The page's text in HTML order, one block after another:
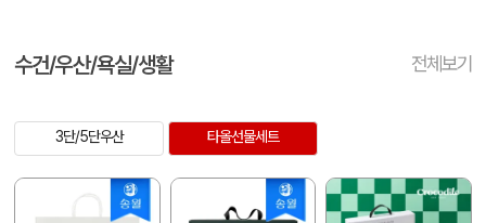
수건/우산/욕실/생활 전체보기
3단/5단우산 타올선물세트